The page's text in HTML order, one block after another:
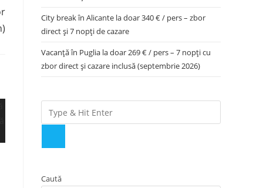
City break în Alicante la doar 340 € / pers – zbor
direct și 7 nopți de cazare
Vacanță în Puglia la doar 269 € / pers – 7 nopți cu
zbor direct și cazare inclusă (septembrie 2026)
Caută